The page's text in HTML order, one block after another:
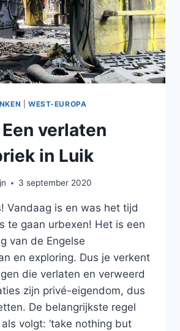
WEST-EUROPA
verlaten
in Luik
3 september 2020
Vandaag is en was het tijd
te gaan urbexen! Het is een
van de Engelse
en exploring. Dus je verkent
die verlaten en verweerd
zijn privé-eigendom, dus
De belangrijkste regel
volgt: ‘take nothing but